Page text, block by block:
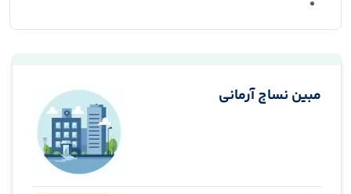
مبین نساج آرمانی